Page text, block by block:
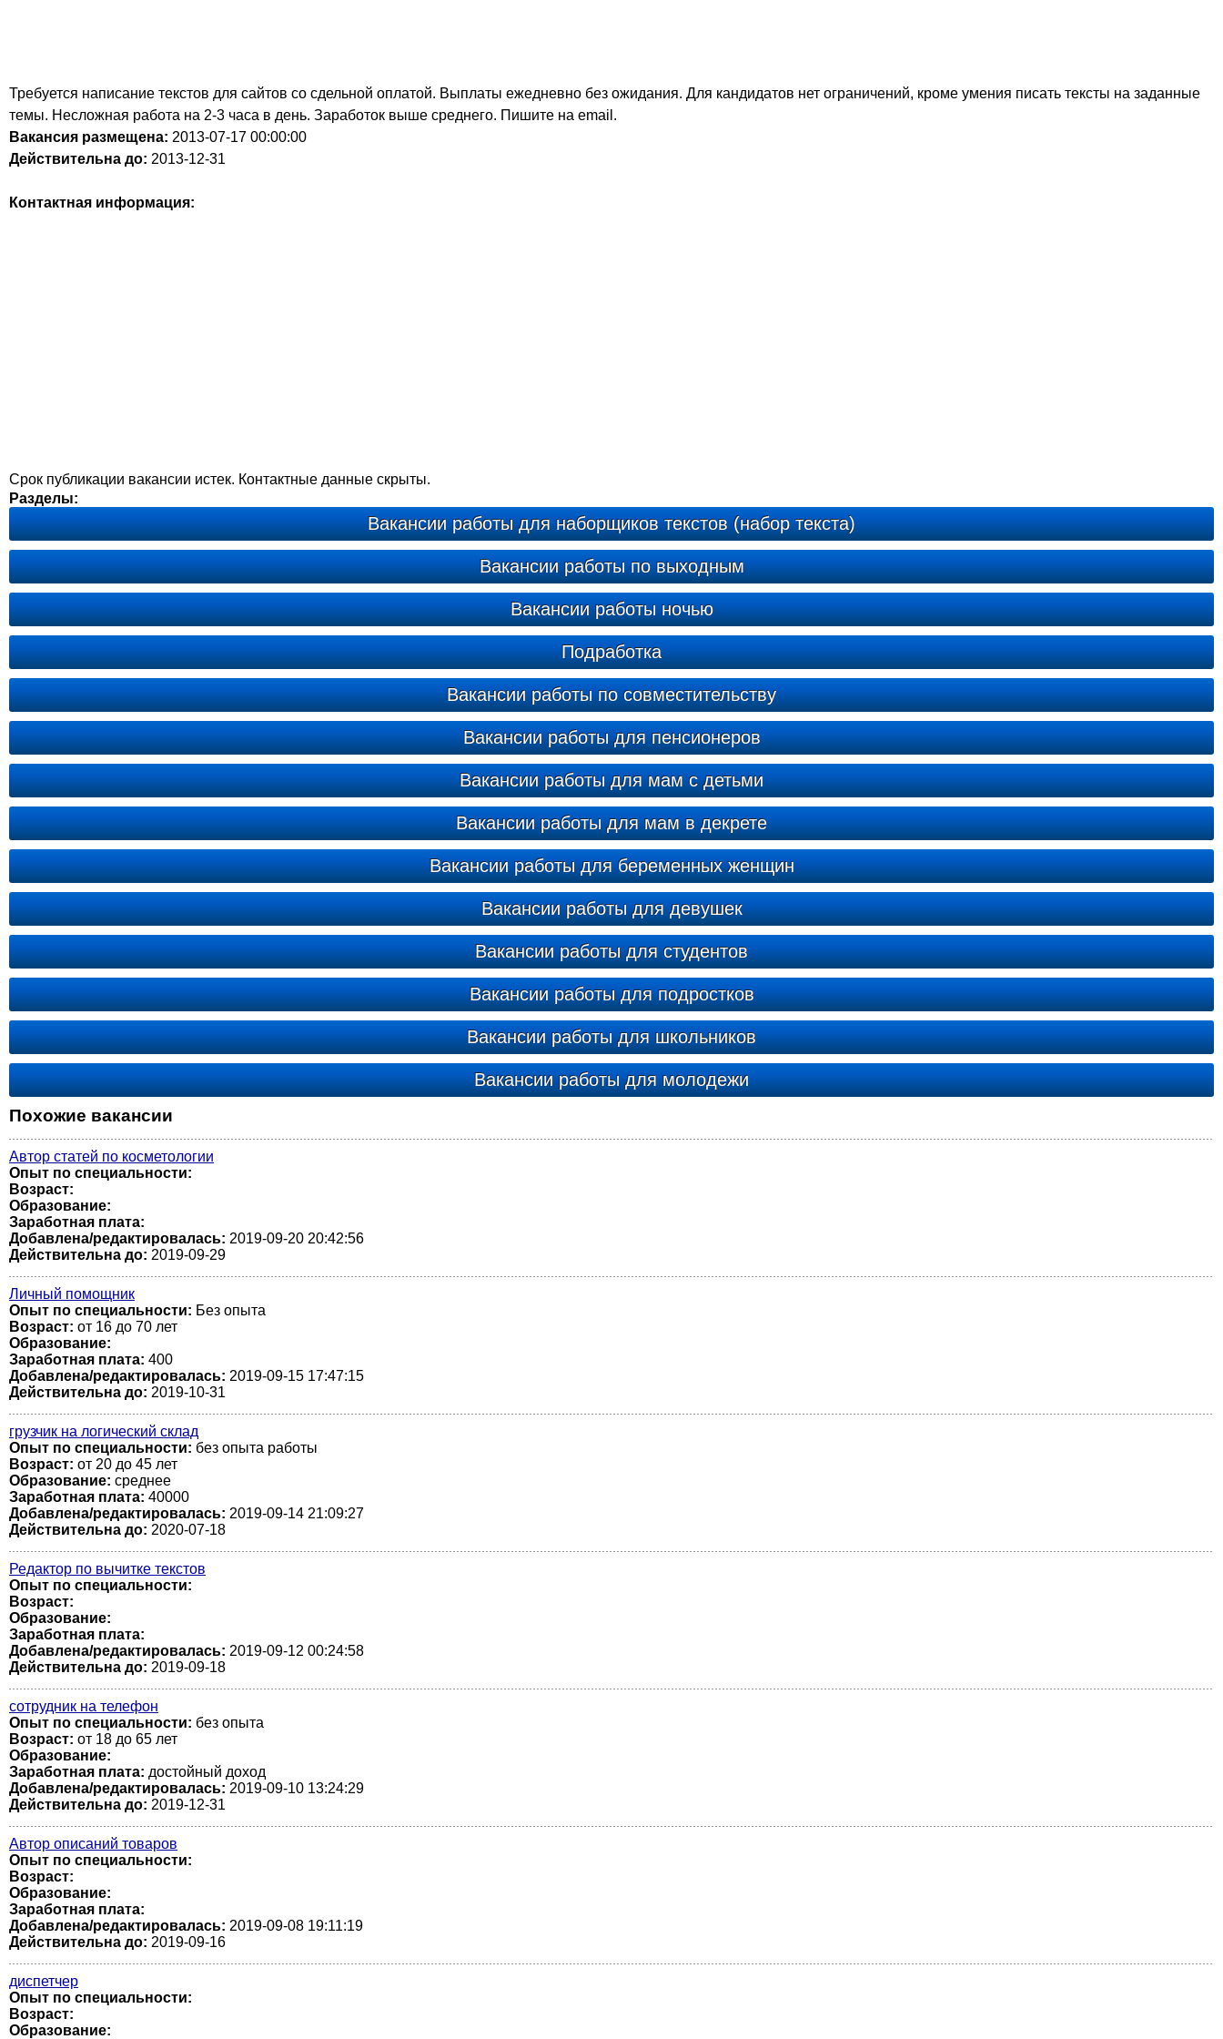
Требуется написание текстов для сайтов со сдельной оплатой. Выплаты ежедневно без ожидания. Для кандидатов нет ограничений, кроме умения писать тексты на заданные
темы. Несложная работа на 2-3 часа в день. Заработок выше среднего. Пишите на email.
Вакансия размещена: 2013-07-17 00:00:00
Действительна до: 2013-12-31
Контактная информация:
Срок публикации вакансии истек. Контактные данные скрыты.
Разделы:
Вакансии работы для наборщиков текстов (набор текста)
Вакансии работы по выходным
Вакансии работы ночью
Подработка
Вакансии работы по совместительству
Вакансии работы для пенсионеров
Вакансии работы для мам с детьми
Вакансии работы для мам в декрете
Вакансии работы для беременных женщин
Вакансии работы для девушек
Вакансии работы для студентов
Вакансии работы для подростков
Вакансии работы для школьников
Вакансии работы для молодежи
Похожие вакансии
Автор статей по косметологии
Опыт по специальности:
Возраст:
Образование:
Заработная плата:
Добавлена/редактировалась: 2019-09-20 20:42:56
Действительна до: 2019-09-29
Личный помощник
Опыт по специальности: Без опыта
Возраст: от 16 до 70 лет
Образование:
Заработная плата: 400
Добавлена/редактировалась: 2019-09-15 17:47:15
Действительна до: 2019-10-31
грузчик на логический склад
Опыт по специальности: без опыта работы
Возраст: от 20 до 45 лет
Образование: среднее
Заработная плата: 40000
Добавлена/редактировалась: 2019-09-14 21:09:27
Действительна до: 2020-07-18
Редактор по вычитке текстов
Опыт по специальности:
Возраст:
Образование:
Заработная плата:
Добавлена/редактировалась: 2019-09-12 00:24:58
Действительна до: 2019-09-18
сотрудник на телефон
Опыт по специальности: без опыта
Возраст: от 18 до 65 лет
Образование:
Заработная плата: достойный доход
Добавлена/редактировалась: 2019-09-10 13:24:29
Действительна до: 2019-12-31
Автор описаний товаров
Опыт по специальности:
Возраст:
Образование:
Заработная плата:
Добавлена/редактировалась: 2019-09-08 19:11:19
Действительна до: 2019-09-16
диспетчер
Опыт по специальности:
Возраст:
Образование: